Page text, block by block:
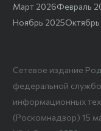
Март 2026Февраль
Ноябрь 2025
Сетевое издание
федеральной
информационных
(Роскомнадзор) 15